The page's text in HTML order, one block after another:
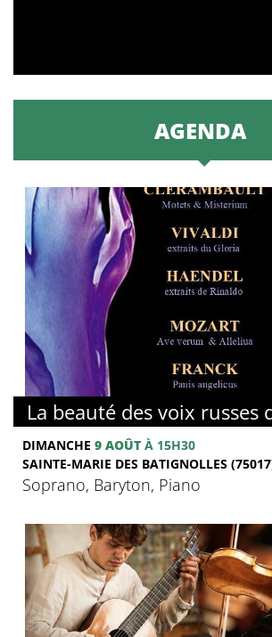
AGENDA
La beauté des voix russes
DIMANCHE 9 AOÛT À 15H30
SAINTE-MARIE DES BATIGNOLLES
Soprano, Baryton, Piano